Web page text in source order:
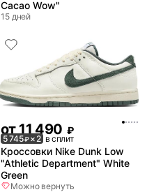
Cacao Wow"
15 дней
от11 490 ₽
5 745₽× 2 в сплит
Кроссовки Nike Dunk Low
"Athletic Department" White
Green
Можно вернуть